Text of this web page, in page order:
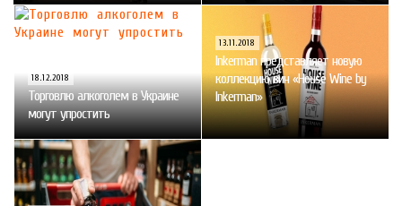
18.12.2018
Торговлю алкоголем в Украине
могут упростить
13.11.2018
Inkerman представляет новую
коллекцию вин «House Wine by
Inkerman»